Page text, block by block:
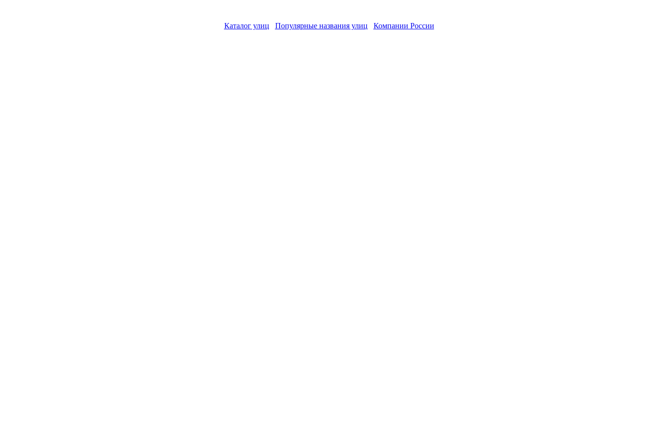
Каталог улиц Популярные названия улиц Компании России